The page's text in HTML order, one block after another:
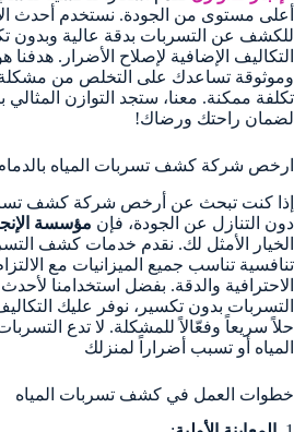
أعلى مستوى من الجودة. نستخدم أحدث
للكشف عن التسربات بدقة عالية وبدون
التكاليف الإضافية لإصلاح الأضرار.
وموثوقة تساعدك على التخلص من
تكلفة ممكنة. معنا، ستجد التوازن المثالي
لضمان راحتك ورضاك!
ارخص شركة كشف تسربات المياه
إذا كنت تبحث عن أرخص شركة كشف
دون التنازل عن الجودة، فإن مؤسسة
الخيار الأمثل لك. نقدم خدمات كشف
تنافسية تناسب جميع الميزانيات مع
الاحترافية والدقة. بفضل استخدامنا
التسربات بدون تكسير، نوفر عليك
حلاً سريعاً وفعّالاً للمشكلة. لا تدع
المياه أو تسبب أضراراً لمنزلك
خطوات العمل في كشف تسربات المياه